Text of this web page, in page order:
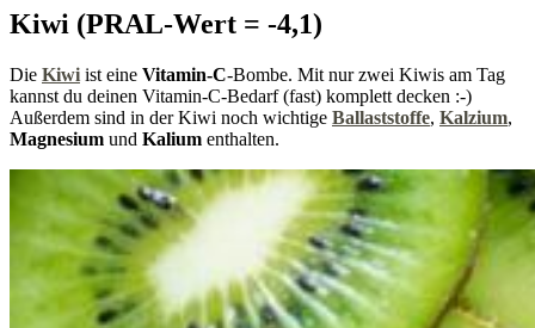
Kiwi (PRAL-Wert = -4,1)
Die Kiwi ist eine Vitamin-C-Bombe. Mit nur zwei Kiwis am Tag
kannst du deinen Vitamin-C-Bedarf (fast) komplett decken :-)
Außerdem sind in der Kiwi noch wichtige Ballaststoffe, Kalzium,
Magnesium und Kalium enthalten.